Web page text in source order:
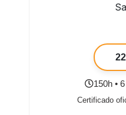
150h •
Certificado